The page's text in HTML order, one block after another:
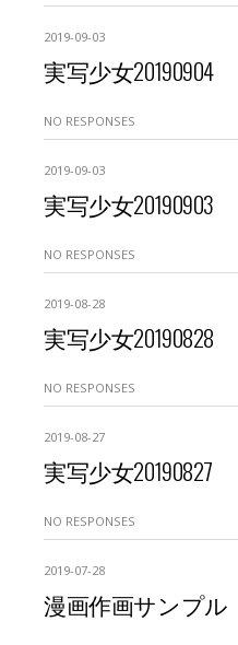
2019-09-03
実写少女20190904
NO RESPONSES
2019-09-03
実写少女20190903
NO RESPONSES
2019-08-28
実写少女20190828
NO RESPONSES
2019-08-27
実写少女20190827
NO RESPONSES
2019-07-28
漫画作画サンプル